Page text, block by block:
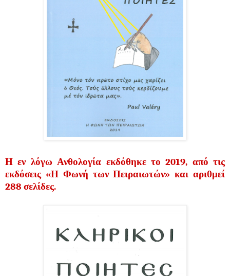
Η εν λόγω Ανθολογία εκδόθηκε το 2019, από τις
εκδόσεις «Η Φωνή των Πειραιωτών» και αριθμεί
288 σελίδες.